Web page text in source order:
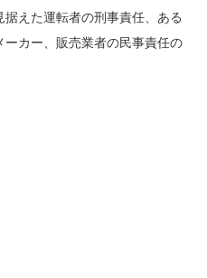
えた運転者の刑事責任、ある
カー、販売業者の民事責任の
。